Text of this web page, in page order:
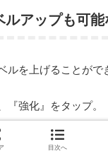
アップも可能
ルを上げることがで
強化』をタップ。
目次へ